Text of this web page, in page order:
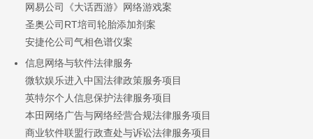
网易公司《大话西游》网络游戏案
圣奥公司RT培司轮胎添加剂案
安捷伦公司气相色谱仪案
信息网络与软件法律服务
微软娱乐进入中国法律政策服务项目
英特尔个人信息保护法律服务项目
本田网络广告与网络经营合规法律服务项目
商业软件联盟行政查处与诉讼法律服务项目